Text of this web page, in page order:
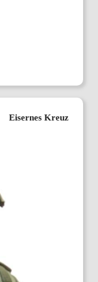
Eisernes Kreuz